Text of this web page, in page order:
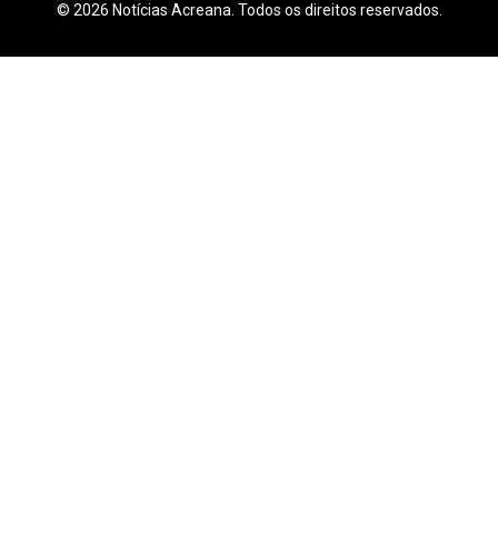
© 2026 Notícias Acreana. Todos os direitos reservados.